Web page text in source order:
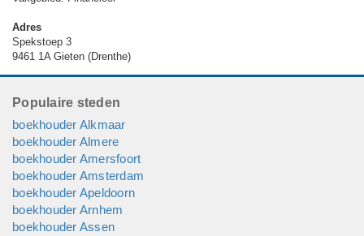
Adres
Spekstoep 3
9461 1A Gieten (Drenthe)
Populaire steden
boekhouder Alkmaar
boekhouder Almere
boekhouder Amersfoort
boekhouder Amsterdam
boekhouder Apeldoorn
boekhouder Arnhem
boekhouder Assen